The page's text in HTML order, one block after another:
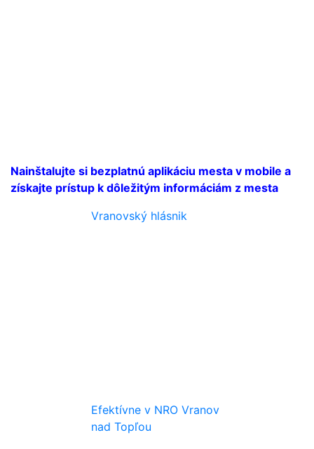
Nainštalujte si bezplatnú aplikáciu mesta v mobile a
získajte prístup k dôležitým informáciám z mesta
Vranovský hlásnik
Efektívne v NRO Vranov
nad Topľou